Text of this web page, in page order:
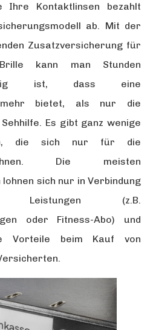
Ihre Kontaktlinsen bezahlt
ab. Mit der
Zusatzversicherung für
kann man Stunden
ist, dass eine
mehr bietet, als nur die
Es gibt ganz wenige
die sich nur für die
Die meisten
sich nur in Verbindung
(z.B.
oder Fitness-Abo) und
Vorteile beim Kauf von